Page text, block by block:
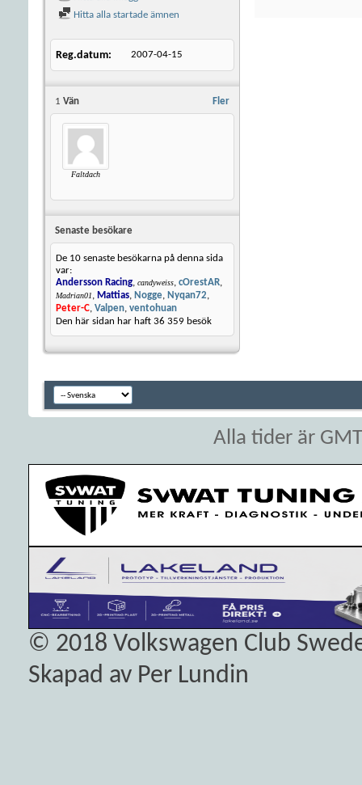
Hitta alla startade ämnen
Reg.datum 2007-04-15
Fler
1 Vän
Faltdach
Senaste besökare
De 10 senaste besökarna på denna sida
var:
Andersson Racing, candyweiss, cOrestAR,
Madrian01, Mattias, Nogge, Nyqan72,
Peter-C, Valpen, ventohuan
Den här sidan har haft 36 359 besök
Alla tider är
© 2018 Volkswagen Club
Skapad av Per Lundin